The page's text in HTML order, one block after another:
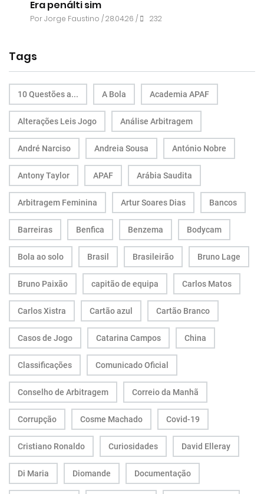
Era penálti sim
PorJorge Faustino / 28.04.26 / 232
Tags
10 Questões a... A Bola Academia APAF
Alterações Leis Jogo Análise Arbitragem
André Narciso Andreia Sousa António Nobre
Antony Taylor APAF Arábia Saudita
Arbitragem Feminina Artur Soares Dias Bancos
Barreiras Benfica Benzema Bodycam
Bola ao solo Brasil Brasileirão Bruno Lage
Bruno Paixão capitão de equipa Carlos Matos
Carlos Xistra Cartão azul Cartão Branco
Casos de Jogo Catarina Campos China
Classificações Comunicado Oficial
Conselho de Arbitragem Correio da Manhã
Corrupção Cosme Machado Covid-19
Cristiano Ronaldo Curiosidades David Elleray
Di Maria Diomande Documentação